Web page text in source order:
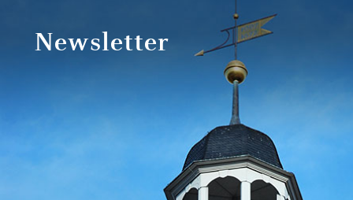
Newsletter